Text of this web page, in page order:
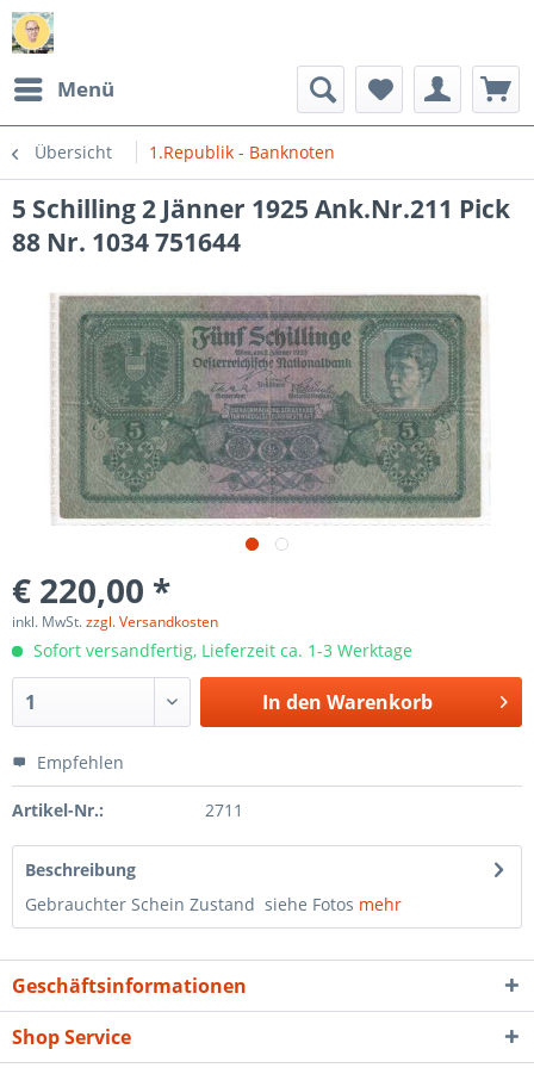
Menü
Übersicht 1.Republik - Banknoten
5 Schilling 2 Jänner 1925 Ank.Nr.211 Pick
88 Nr. 1034 751644
€ 220,00 *
inkl. MwSt.zzgl. Versandkosten
Sofort versandfertig, Lieferzeit ca. 1-3 Werktage
In den Warenkorb
Empfehlen
Artikel-Nr.: 2711
Beschreibung
Gebrauchter Schein Zustand siehe Fotos mehr
Geschäftsinformationen
Shop Service